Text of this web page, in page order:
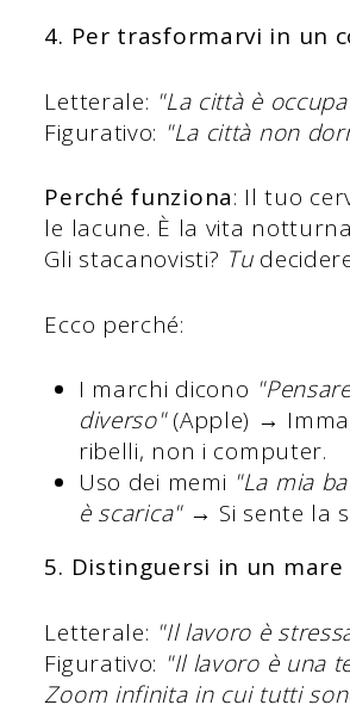
4. Per trasformarvi in un
Letterale: "La città è
Figurativo: "La città non
Perché funziona: Il tuo
le lacune. È la vita
Gli stacanovisti? Tu
Ecco perché:
I marchi dicono
diverso"(Apple) →
ribelli, non i computer.
Uso dei memi "La mia
è scarica"→ Si sente la
5. Distinguersi in un
Letterale: "Il lavoro è
Figurativo: "Il lavoro è una
Zoom infinita in cui tutti